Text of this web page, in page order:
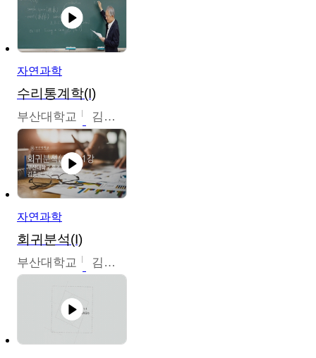
자연과학
수리통계학(I)
부산대학교 김충락
자연과학
회귀분석(I)
부산대학교 김충락